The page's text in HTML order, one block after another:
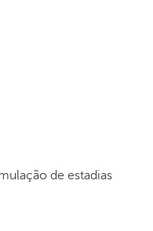
de estadias